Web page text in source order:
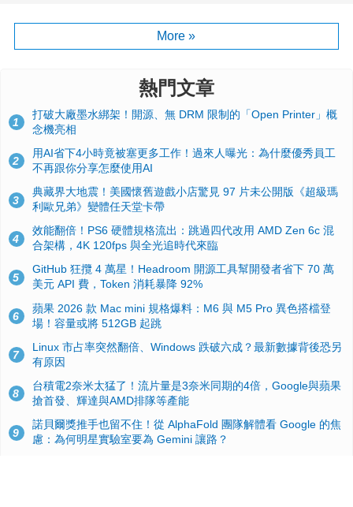
More »
熱門文章
1
打破大廠墨水綁架！開源、無 DRM 限制的「Open Printer」概
念機亮相
2
用AI省下4小時竟被塞更多工作！過來人曝光：為什麼優秀員工
不再跟你分享怎麼使用AI
3
典藏界大地震！美國懷舊遊戲小店驚見 97 片未公開版《超級瑪
利歐兄弟》變體任天堂卡帶
4
效能翻倍！PS6 硬體規格流出：跳過四代改用 AMD Zen 6c 混
合架構，4K 120fps 與全光追時代來臨
5
GitHub 狂攬 4 萬星！Headroom 開源工具幫開發者省下 70 萬
美元 API 費，Token 消耗暴降 92%
6
蘋果 2026 款 Mac mini 規格爆料：M6 與 M5 Pro 異色搭檔登
場！容量或將 512GB 起跳
7
Linux 市占率突然翻倍、Windows 跌破六成？最新數據背後恐另
有原因
8
台積電2奈米太猛了！流片量是3奈米同期的4倍，Google與蘋果
搶首發、輝達與AMD排隊等產能
9
諾貝爾獎推手也留不住！從 AlphaFold 團隊解體看 Google 的焦
慮：為何明星實驗室要為 Gemini 讓路？